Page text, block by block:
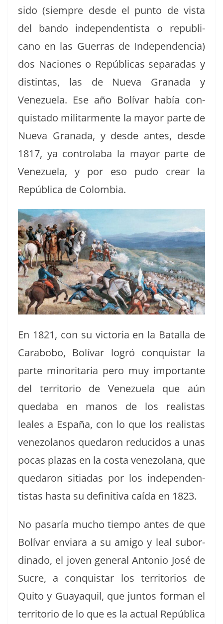
sido (siem­pre des­de el pun­to de vista
del ban­do inde­pen­den­tista o repub­li­
cano en las Guer­ras de Inde­pen­den­cia)
dos Naciones o Repúbli­cas sep­a­radas y
dis­tin­tas, las de Nue­va Grana­da y
Venezuela. Ese año Bolí­var había con­
quis­ta­do mil­i­tar­mente la may­or parte de
Nue­va Grana­da, y des­de antes, des­de
1817, ya con­tro­la­ba la may­or parte de
Venezuela, y por eso pudo crear la
Repúbli­ca de Colombia.
En 1821, con su vic­to­ria en la Batal­la de
Carabobo, Bolí­var logró con­quis­tar la
parte minori­taria pero muy impor­tante
del ter­ri­to­rio de Venezuela que aún
qued­a­ba en manos de los real­is­tas
leales a España, con lo que los real­is­tas
vene­zolanos quedaron reduci­dos a unas
pocas plazas en la cos­ta vene­zolana, que
quedaron siti­adas por los inde­pen­den­
tis­tas has­ta su defin­i­ti­va caí­da en 1823.
No pasaría mucho tiem­po antes de que
Bolí­var enviara a su ami­go y leal sub­or­
di­na­do, el joven gen­er­al Anto­nio José de
Sucre, a con­quis­tar los ter­ri­to­rios de
Quito y Guayaquil, que jun­tos for­man el
ter­ri­to­rio de lo que es la actu­al Repúbli­ca